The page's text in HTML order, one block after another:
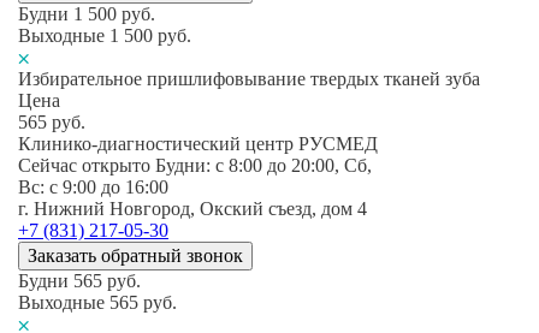
Будни 1 500 руб.
Выходные 1 500 руб.
Избирательное пришлифовывание твердых тканей зуба
Цена
565 руб.
Клинико-диагностический центр РУСМЕД
Сейчас открыто Будни: c 8:00 до 20:00, Сб,
Вс: c 9:00 до 16:00
г. Нижний Новгород, Окский съезд, дом 4
+7 (831) 217-05-30
Заказать обратный звонок
Будни 565 руб.
Выходные 565 руб.